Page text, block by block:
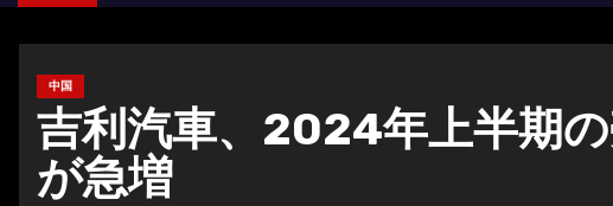
中国
吉利汽車、2024年上半期
が急増